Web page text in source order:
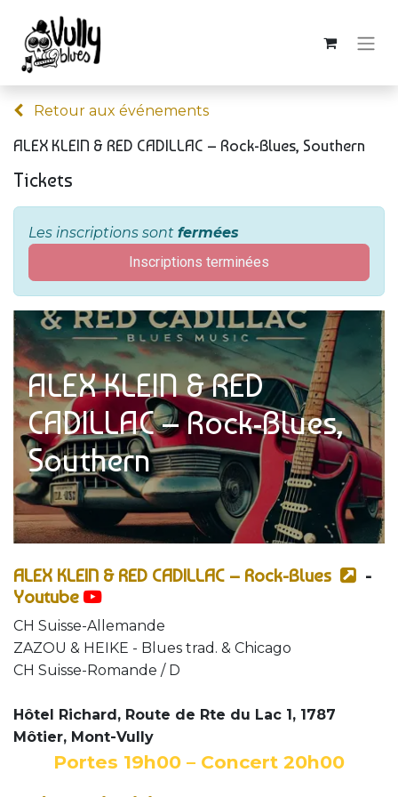
Retour aux événements
ALEX KLEIN & RED CADILLAC – Rock-Blues, Southern
Tickets
Les inscriptions sont fermées
Inscriptions terminées
ALEX KLEIN & RED
CADILLAC – Rock-Blues,
Southern
ALEX KLEIN & RED CADILLAC – Rock-Blues
-
Youtube
CH Suisse-Allemande
ZAZOU & HEIKE - Blues trad. & Chicago
CH Suisse-Romande / D
Hôtel Richard, Route de Rte du Lac 1, 1787
Môtier, Mont-Vully
Portes 19h00 – Concert 20h00